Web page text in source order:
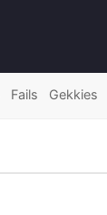
Fails Gekkies